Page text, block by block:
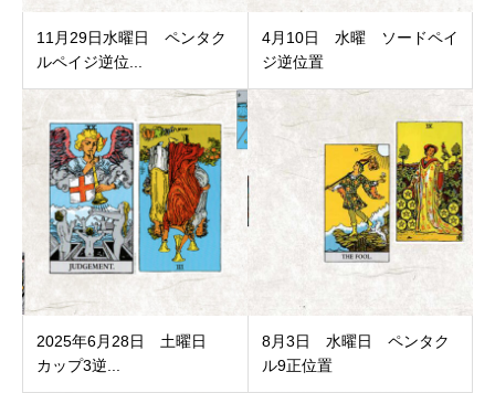
11月29日水曜日 ペンタク
ルペイジ逆位...
4月10日 水曜 ソードペイ
ジ逆位置
2025年6月28日 土曜日
カップ3逆...
8月3日 水曜日 ペンタク
ル9正位置